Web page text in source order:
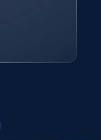
post, and more.
post, and more.
报告与分析、